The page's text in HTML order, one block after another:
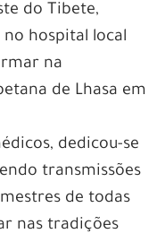
do Tibete,
hospital local
na
de Lhasa em
dedicou-se
transmissões
de todas
nas tradições